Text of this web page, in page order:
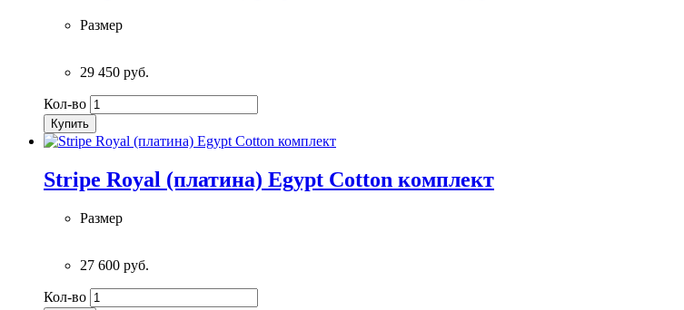
Размер
29 450 руб.
Кол-во
Купить
Stripe Royal (платина) Egypt Cotton комплект
Размер
27 600 руб.
Кол-во